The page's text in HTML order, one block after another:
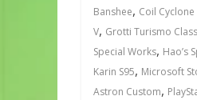
Banshee, Coil Cyclone
V, Grotti Turismo
Special Works, Hao’s
Karin S95, Microsoft
Astron Custom,